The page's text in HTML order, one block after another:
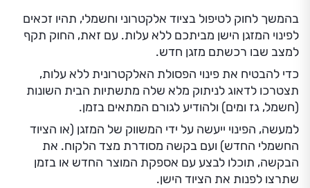
בהמשך לחוק לטיפול בציוד אלקטרוני וחשמלי, תהיו זכאים
לפינוי המזגן הישן מביתכם ללא עלות. עם זאת, החוק תקף
למצב שבו רכשתם מזגן חדש.
כדי להבטיח את פינוי הפסולת האלקטרונית ללא עלות,
תצטרכו לדאוג לניתוק מלא שלה מתשתיות הבית השונות
(חשמל, גז ומים) ולהודיע לגורם המתאים בזמן.
למעשה, הפינוי ייעשה על ידי המשווק של המזגן (או הציוד
החשמלי החדש) ועם בקשה מסודרת מצד הלקוח. את
הבקשה, תוכלו לבצע עם אספקת המוצר החדש או בזמן
שתרצו לפנות את הציוד הישן.